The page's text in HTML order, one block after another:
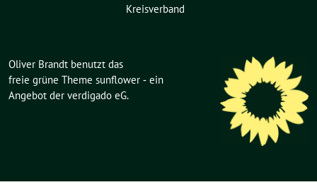
Kreisverband
Oliver Brandt benutzt das
freie grüne Theme sunflower ‐ ein
Angebot der verdigado eG.